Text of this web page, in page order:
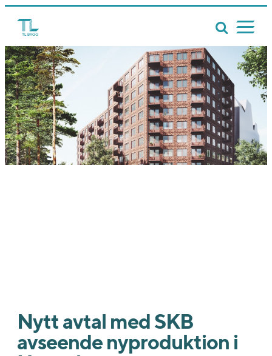
Nytt avtal med SKB
avseende nyproduktion i